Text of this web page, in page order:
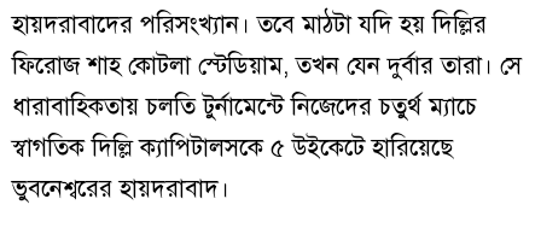
হায়দরাবাদের পরিসংখ্যান। তবে মাঠটা যদি হয় দিল্লির
ফিরোজ শাহ কোটলা স্টেডিয়াম, তখন যেন দুর্বার তারা। সে
ধারাবাহিকতায় চলতি টুর্নামেন্টে নিজেদের চতুর্থ ম্যাচে
স্বাগতিক দিল্লি ক্যাপিটালসকে ৫ উইকেটে হারিয়েছে
ভুবনেশ্বরের হায়দরাবাদ।